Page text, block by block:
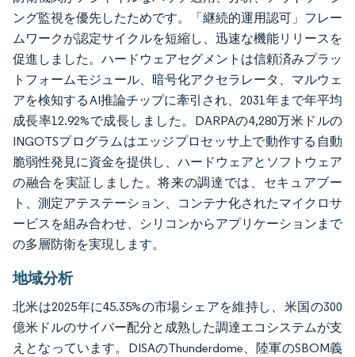
ング監視を優先したためです。「継続的運用認可」フレー
ムワークが認定サイクルを短縮し、迅速な機能リリースを
促進しました。ハードウェアセグメントは信頼済みプラッ
トフォームモジュール、暗号化アクセラレータ、マルウェ
アを検知するAI推論チップに牽引され、2031年まで年平均
成長率12.92%で成長しました。DARPAの4,280万米ドルの
INGOTSプログラムはエッジプロセッサ上で動作する自動
脆弱性発見に資金を提供し、ハードウェアとソフトウェア
の融合を実証しました。将来の調達では、セキュアブー
ト、測定アテステーション、コンテナ化されたマイクロサ
ービスを組み合わせ、シリコンからアプリケーションまで
の多層防衛を実現します。
地域分析
北米は2025年に45.35%の市場シェアを維持し、米国の300
億米ドルのサイバー配分と成熟した調達エコシステムが支
えとなっています。DISAのThunderdome、陸軍のSBOM義